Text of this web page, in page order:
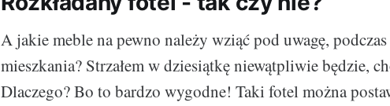
A jakie meble na pewno należy wziąć pod uwagę,
mieszkania? Strzałem w dziesiątkę niewątpliwie będzie,
Dlaczego? Bo to bardzo wygodne! Taki fotel można